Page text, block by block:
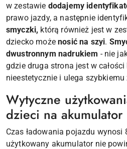
w zestawie dodajemy
prawo jazdy, a następnie
smyczki, którą również jest w
dziecko możenosić na szyi.
dwustronnym nadrukiem - nie
gdzie druga strona jest w całości
nieestetycznie i ulega szybkiemu
Wytyczne
dzieci na akumulator
Czas ładowania pojazdu wynosi
użytkowany akumulator nie